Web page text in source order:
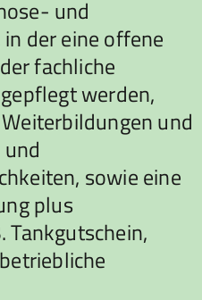
und
der eine offene
fachliche
werden,
und
sowie eine
plus
Tankgutschein,